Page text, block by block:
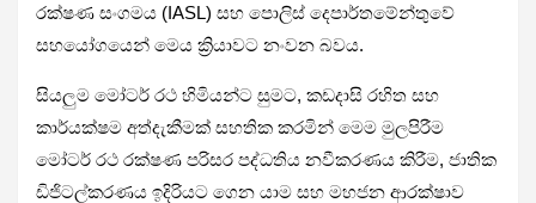
රක්ෂණ සංගමය (IASL) සහ පොලිස් දෙපාර්තමේන්තුවේ
සහයෝගයෙන් මෙය ක්‍රියාවට නංවන බවය.
සියලුම මෝටර් රථ හිමියන්ට සුමට, කඩදාසි රහිත සහ
කාර්යක්ෂම අත්දැකීමක් සහතික කරමින් මෙම මුලපිරීම
මෝටර් රථ රක්ෂණ පරිසර පද්ධතිය නවීකරණය කිරීම, ජාතික
ඩිජිටල්කරණය ඉදිරියට ගෙන යාම සහ මහජන ආරක්ෂාව